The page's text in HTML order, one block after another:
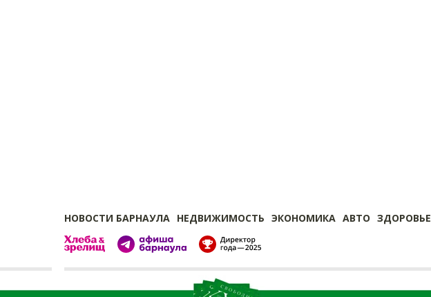
НОВОСТИ БАРНАУЛА НЕДВИЖИМОСТЬ ЭКОНОМИКА АВТО ЗДОРОВЬЕ